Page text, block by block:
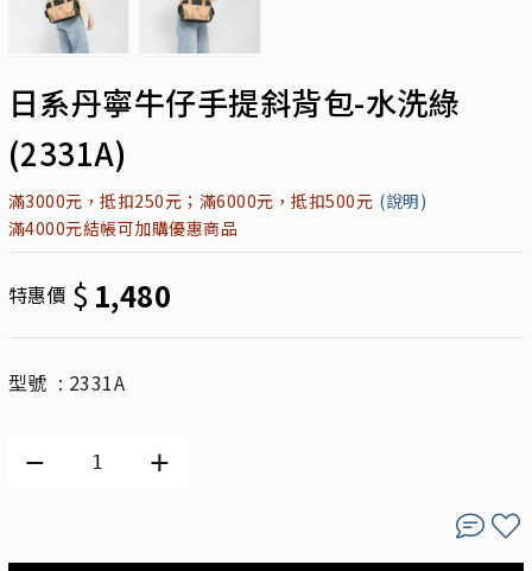
日系丹寧牛仔手提斜背包-水洗綠
(2331A)
滿3000元，抵扣250元；滿6000元，抵扣500元 (說明)
滿4000元結帳可加購優惠商品
特惠價 $ 1,480
型號 : 2331A